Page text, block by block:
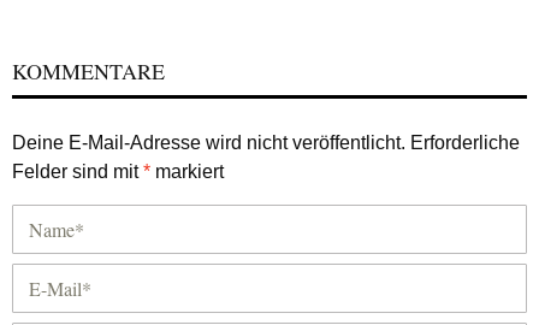
KOMMENTARE
Deine E-Mail-Adresse wird nicht veröffentlicht. Erforderliche
Felder sind mit* markiert